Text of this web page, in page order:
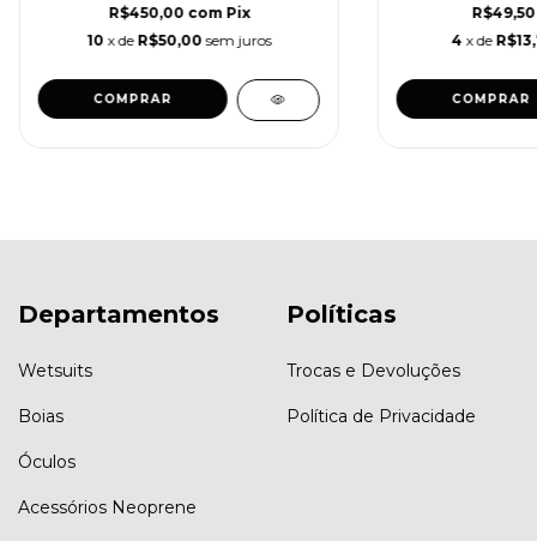
R$450,00 com Pix
10 x de R$50,00 sem juros
COMPRAR
4 x de
Departamentos
Wetsuits
Boias
Óculos
Acessórios Neoprene
Políticas
Trocas e Devoluções
Política de Privacidade